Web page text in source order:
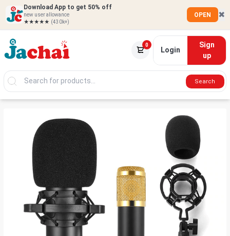
Download App to get 50% off
new user allowance
★★★★★ (430k+)
OPEN ✖
0
Login
Sign
up
Search